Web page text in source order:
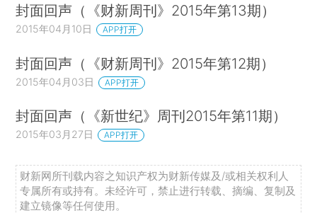
封面回声（《财新周刊》2015年第13期）
2015年04月10日 APP打开
封面回声（《财新周刊》2015年第12期）
2015年04月03日 APP打开
封面回声（《新世纪》周刊2015年第11期）
2015年03月27日 APP打开
财新网所刊载内容之知识产权为财新传媒及/或相关权利人
专属所有或持有。未经许可，禁止进行转载、摘编、复制及
建立镜像等任何使用。